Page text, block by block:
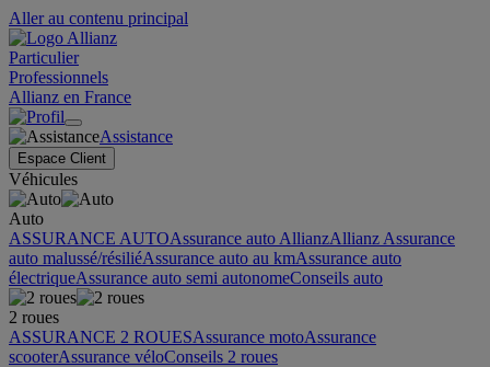
Aller au contenu principal
Particulier
Professionnels
Allianz en France
Assistance
Espace Client
Véhicules
Auto
ASSURANCE AUTOAssurance auto AllianzAllianz Assurance
auto malussé/résiliéAssurance auto au kmAssurance auto
électriqueAssurance auto semi autonomeConseils auto
2 roues
ASSURANCE 2 ROUESAssurance motoAssurance
scooterAssurance véloConseils 2 roues